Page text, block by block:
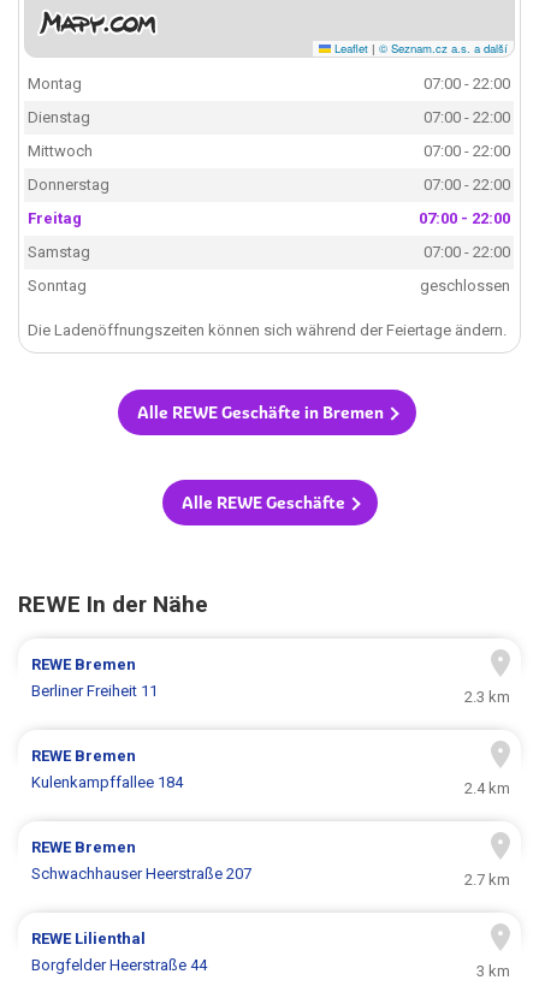
Leaflet | © Seznam.cz a.s. a další
Montag
07:00 - 22:00
Dienstag
07:00 - 22:00
Mittwoch
07:00 - 22:00
Donnerstag
07:00 - 22:00
Freitag
07:00 - 22:00
Samstag
07:00 - 22:00
Sonntag
geschlossen
Die Ladenöffnungszeiten können sich während der Feiertage ändern.
Alle REWE Geschäfte in Bremen
Alle REWE Geschäfte
REWE In der Nähe
REWE Bremen
Berliner Freiheit 11
2.3 km
REWE Bremen
Kulenkampffallee 184
2.4 km
REWE Bremen
Schwachhauser Heerstraße 207
2.7 km
REWE Lilienthal
Borgfelder Heerstraße 44
3 km